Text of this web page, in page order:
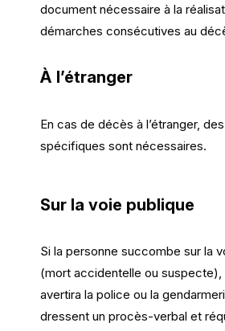
document nécessaire à la
démarches consécutives au
À l’étranger
En cas de décès à l’étranger,
spécifiques sont nécessaires.
Sur la voie publique
Si la personne succombe sur la
(mort accidentelle ou suspecte),
avertira la police ou la
dressent un procès-verbal et